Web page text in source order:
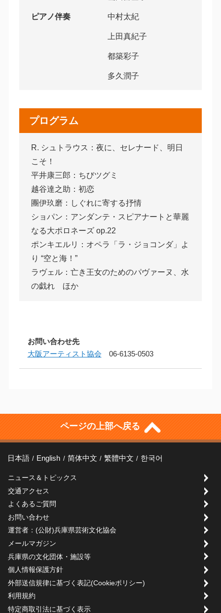
ピアノ伴奏 中村太紀
上田真紀子
都築彩子
多久潤子
プログラム
R. シュトラウス：夜に、セレナード、明日
こそ！
平井康三郎：ちびツグミ
越谷達之助：初恋
團伊玖磨：しぐれに寄する抒情
ショパン：アンダンテ・スピアナートと華麗
なる大ポロネーズ op.22
ポンキエルリ：オペラ「ラ・ジョコンダ」よ
り “空と海！”
ラヴェル：亡き王女のためのパヴァーヌ、水
の戯れ ほか
お問い合わせ先
大阪アーティスト協会 06-6135-0503
ページの上部へ戻る
日本語 English 简体中文 繁體中文 한국어
ニュース＆トピックス
交通アクセス
よくあるご質問
お問い合わせ
運営者：(公財)兵庫県芸術文化協会
メールマガジン
兵庫県の文化団体・施設等
個人情報保護方針
外部送信規律に基づく表記(Cookieポリシー)
利用規約
特定商取引法に基づく表示